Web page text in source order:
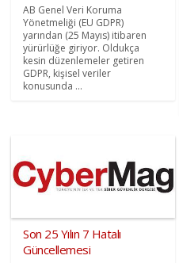
AB Genel Veri Koruma
Yönetmeliği (EU GDPR)
yarından (25 Mayıs) itibaren
yürürlüğe giriyor. Oldukça
kesin düzenlemeler getiren
GDPR, kişisel veriler
konusunda ...
Son 25 Yılın 7 Hatalı
Güncellemesi